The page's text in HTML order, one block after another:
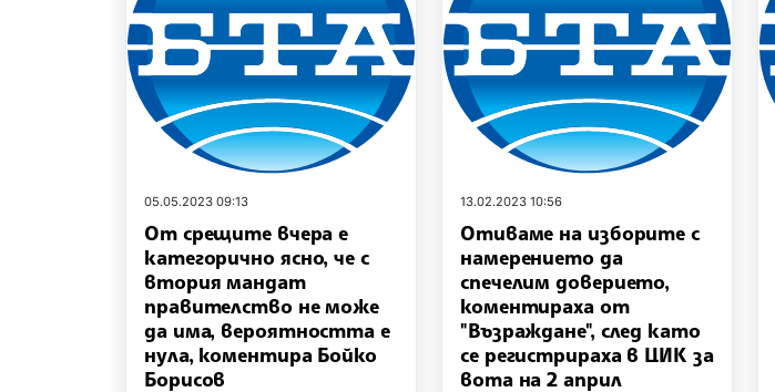
05.05.2023 09:13
От срещите вчера е
категорично ясно, че с
втория мандат
правителство не може
да има, вероятността е
нула, коментира Бойко
Борисов
13.02.2023 10:56
Отиваме на изборите с
намерението да
спечелим доверието,
коментираха от
"Възраждане", след като
се регистрираха в ЦИК за
вота на 2 април